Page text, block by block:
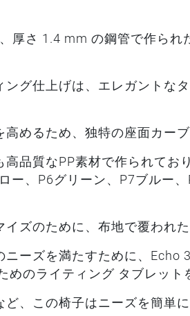
厚さ 1.4 mm の鋼管で作られ
ング仕上げは、エレガントな
高めるため、独特の座面カー
品質なPP素材で作られてお
ー、P6グリーン、P7ブルー
イズのために、布地で覆われ
ニーズを満たすために、Echo
めのライティング タブレッ
ど、この椅子はニーズを簡単